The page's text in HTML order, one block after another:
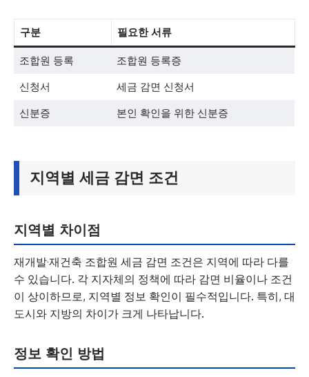
구분 필요한 서류
조합원 등록 조합원 등록증
신청서 세금 감면 신청서
신분증 본인 확인을 위한 신분증
지역별 세금 감면 조건
지역별 차이점
재개발·재건축 조합원 세금 감면 조건은 지역에 따라 다를
수 있습니다. 각 지자체의 정책에 따라 감면 비율이나 조건
이 상이하므로, 지역별 정보 확인이 필수적입니다. 특히, 대
도시와 지방의 차이가 크게 나타납니다.
정보 확인 방법